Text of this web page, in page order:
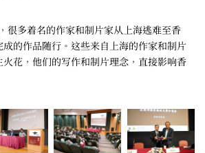
很多着名的作家和制片家从上海逃难至香
的作品随行。这些来自上海的作家和制片
花，他们的写作和制片理念，直接影响香